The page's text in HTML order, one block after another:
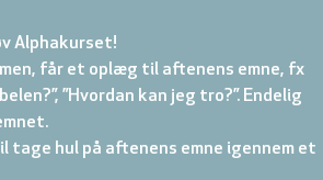
Alphakurset!
får et oplæg til aftenens emne, fx
”Hvordan kan jeg tro?”. Endelig
tage hul på aftenens emne igennem et